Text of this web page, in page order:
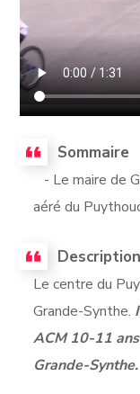
Sommaire
- Le maire de
aéré du
Description
Le centre du
Grande-Synthe.
ACM 10-11
Grande-